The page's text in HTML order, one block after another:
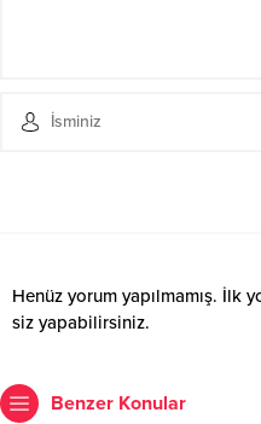
Henüz yorum yapılmamış. İlk
siz yapabilirsiniz.
Benzer Konular